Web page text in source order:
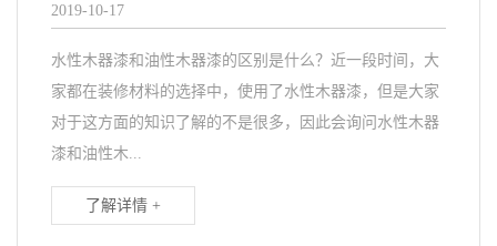
2019-10-17
水性木器漆和油性木器漆的区别是什么？近一段时间，大
家都在装修材料的选择中，使用了水性木器漆，但是大家
对于这方面的知识了解的不是很多，因此会询问水性木器
漆和油性木...
了解详情 +